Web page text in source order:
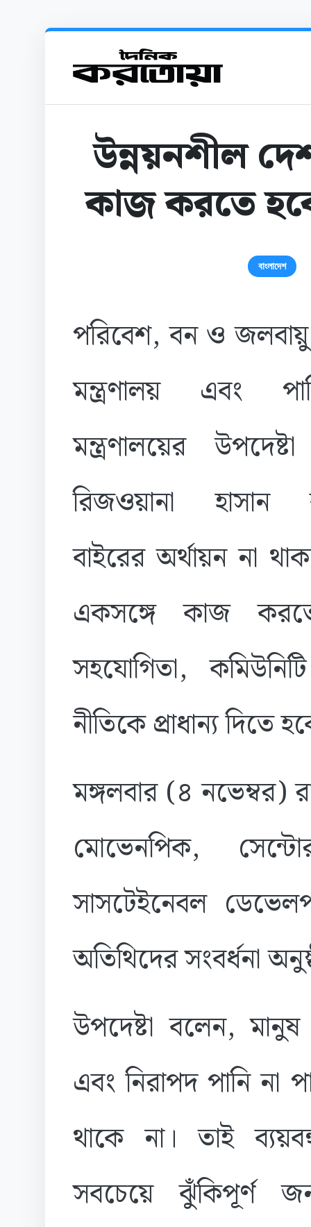
উন্নয়নশীল
কাজ করতে
বাংলাদেশ
পরিবেশ, বন ও জলবায়ু
মন্ত্রণালয় এবং
মন্ত্রণালয়ের
রিজওয়ানা হাসান
বাইরের অর্থায়ন না
একসঙ্গে কাজ
সহযোগিতা,
নীতিকে প্রাধান্য দিতে
মঙ্গলবার (৪ নভেম্বর)
মোভেনপিক,
সাসটেইনেবল
অতিথিদের সংবর্ধনা
উপদেষ্টা বলেন,
এবং নিরাপদ পানি না
থাকে না। তাই
সবচেয়ে ঝুঁকিপূর্ণ